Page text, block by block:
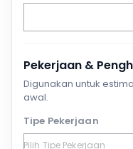
Pekerjaan &
Digunakan untuk
awal.
Tipe Pekerjaan